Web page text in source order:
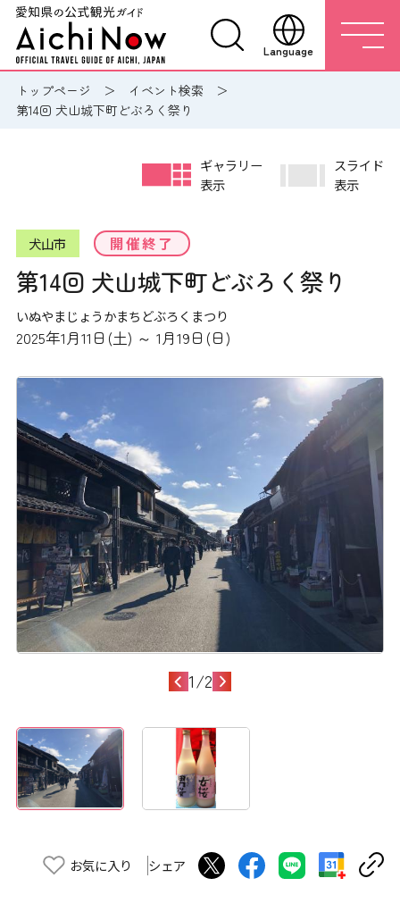
Language
トップページ
イベント検索
第14回 犬山城下町どぶろく祭り
犬山市 開催終了
第14回 犬山城下町どぶろく祭り
いぬやまじょうかまちどぶろくまつり
2025年1月11日(土) ～ 1月19日(日)
ギャラリー
表示
スライド
表示
1/2
お気に入り シェア